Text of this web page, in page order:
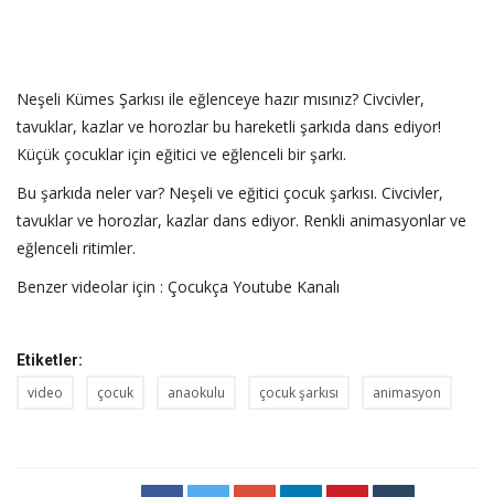
Neşeli Kümes Şarkısı ile eğlenceye hazır mısınız? Civcivler,
tavuklar, kazlar ve horozlar bu hareketli şarkıda dans ediyor!
Küçük çocuklar için eğitici ve eğlenceli bir şarkı.
Bu şarkıda neler var? Neşeli ve eğitici çocuk şarkısı. Civcivler,
tavuklar ve horozlar, kazlar dans ediyor. Renkli animasyonlar ve
eğlenceli ritimler.
Benzer videolar için : Çocukça Youtube Kanalı
Etiketler:
video çocuk anaokulu çocuk şarkısı animasyon